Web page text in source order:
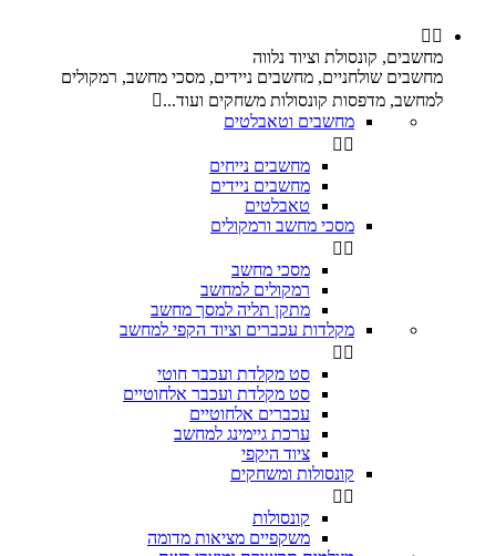
 
מחשבים, קונסולת וציוד נלווה
מחשבים שולחניים, מחשבים ניידים, מסכי מחשב, רמקולים
למחשב, מדפסות קונסולות משחקים ועוד...
מחשבים וטאבלטים
 
מחשבים נייחים
מחשבים ניידים
טאבלטים
מסכי מחשב ורמקולים
 
מסכי מחשב
רמקולים למחשב
מתקן תליה למסך מחשב
מקלדות עכברים וציוד הקפי למחשב
 
סט מקלדת ועכבר חוטי
סט מקלדת ועכבר אלחוטיים
עכברים אלחוטיים
ערכת גיימינג למחשב
ציוד היקפי
קונסולות ומשחקים
 
קונסולות
משקפיים מציאות מדומה